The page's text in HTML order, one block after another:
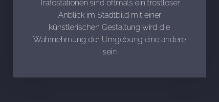
Trafostationen sind oftmals ein trostloser
Anblick im Stadtbild mit einer
künstlerischen Gestaltung wird die
Wahrnehmung der Umgebung eine andere
sein